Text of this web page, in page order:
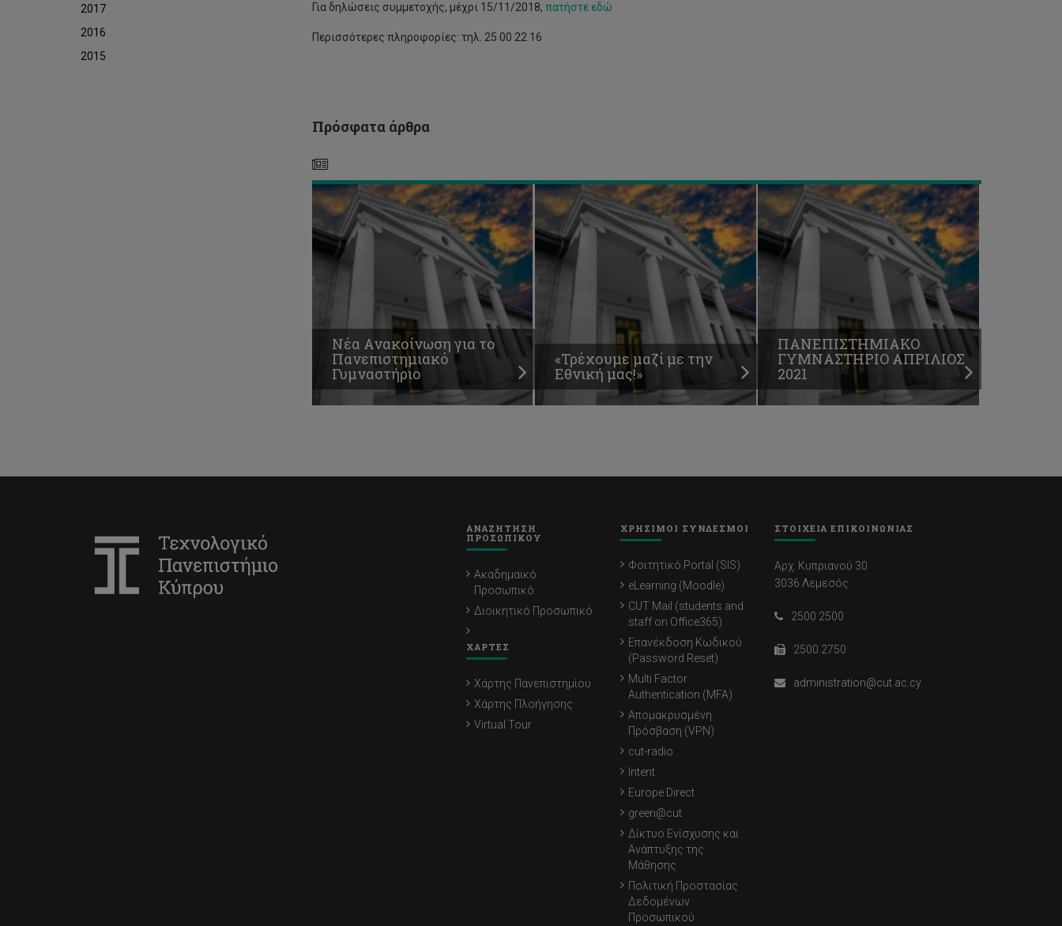
2017
2016
2015
Για δηλώσεις συμμετοχής, μέχρι 15/11/2018, πατήστε εδώ
Περισσότερες πληροφορίες: τηλ. 25 00 22 16
Πρόσφατα άρθρα
το
Πανεπιστημιακό
Νέα Ανακοίνωση για το
Πανεπιστημιακό
Γυμναστήριο
«Τρέχουμε μαζί με την
Εθνική μας!»
ΠΑΝΕΠΙΣΤΗΜΙΑΚΟ
ΓΥΜΝΑΣΤΗΡΙΟ ΑΠΡΙΛΙΟΣ
2021
ΑΝΑΖΗΤΗΣΗ
ΠΡΟΣΩΠΙΚΟΥ
Ακαδημαϊκό
Προσωπικό
Διοικητικό Προσωπικό
ΧΑΡΤΕΣ
Χάρτης Πανεπιστημίου
Χάρτης Πλοήγησης
Virtual Tour
ΧΡΗΣΙΜΟΙ ΣΥΝΔΕΣΜΟΙ
Φοιτητικό Portal (SIS)
eLearning (Moodle)
CUT Mail (students and
staff on Office365)
Επανέκδοση Κωδικού
(Password Reset)
Multi Factor
Authentication (MFA)
Απομακρυσμένη
Πρόσβαση (VPN)
cut-radio
Intent
Europe Direct
green@cut
Δίκτυο Ενίσχυσης και
Ανάπτυξης της
Μάθησης
Πολιτική Προστασίας
Δεδομένων
Προσωπικού
ΣΤΟΙΧΕΙΑ ΕΠΙΚΟΙΝΩΝΙΑΣ
Αρχ. Κυπριανού 30
3036 Λεμεσός
2500 2500
2500 2750
administration@cut.ac.cy